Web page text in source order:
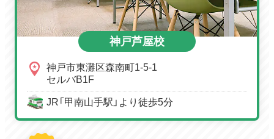
神戸芦屋校
神戸市東灘区森南町1-5-1
セルバB1F
JR「甲南山手駅」より徒歩5分